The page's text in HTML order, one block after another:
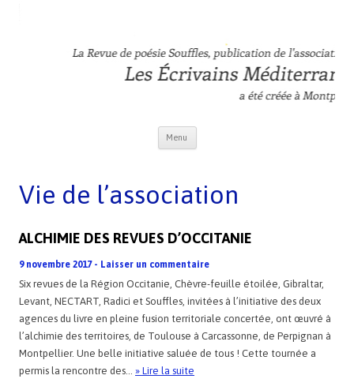
Menu
Vie de l’association
ALCHIMIE DES REVUES D’OCCITANIE
9 novembre 2017 - Laisser un commentaire
Six revues de la Région Occitanie, Chèvre-feuille étoilée, Gibraltar,
Levant, NECTART, Radici et Souffles, invitées à l’initiative des deux
agences du livre en pleine fusion territoriale concertée, ont œuvré à
l’alchimie des territoires, de Toulouse à Carcassonne, de Perpignan à
Montpellier. Une belle initiative saluée de tous ! Cette tournée a
permis la rencontre des… » Lire la suite